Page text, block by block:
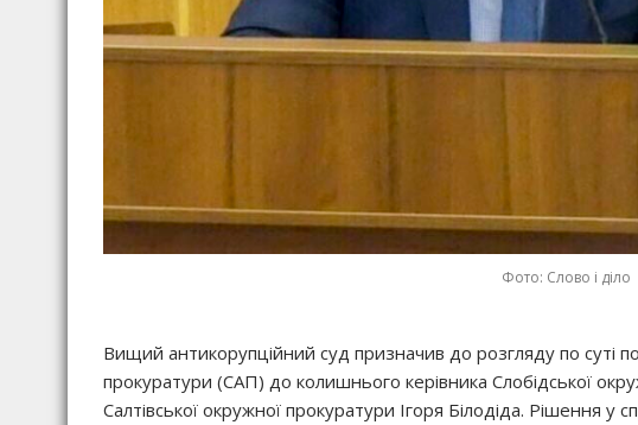
Фото: Слово і діло
Вищий антикорупційний суд призначив до розгляду по суті
прокуратури (САП) до колишнього керівника Слобідської
Салтівської окружної прокуратури Ігоря Білодіда. Рішення у